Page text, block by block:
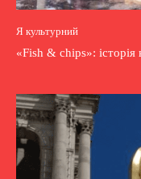
Я культурний
«Fish & chips»: історія